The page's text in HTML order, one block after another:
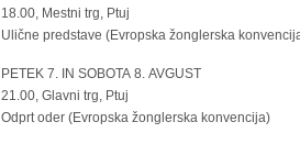
18.00, Mestni trg, Ptuj
Ulične predstave (Evropska žonglerska
PETEK 7. IN SOBOTA 8. AVGUST
21.00, Glavni trg, Ptuj
Odprt oder (Evropska žonglerska konvencija)